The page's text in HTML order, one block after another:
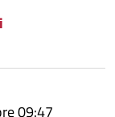
09:47